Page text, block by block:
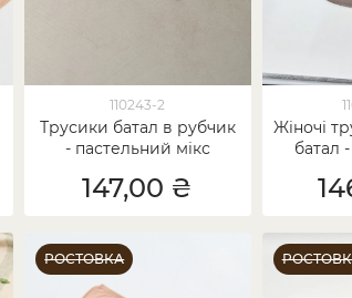
110243-2
Трусики батал в рубчик
- пастельний мікс
147,00 ₴
Жіночі
батал
РОСТОВКА